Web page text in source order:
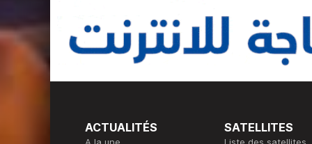
ACTUALITÉS SATELLITES